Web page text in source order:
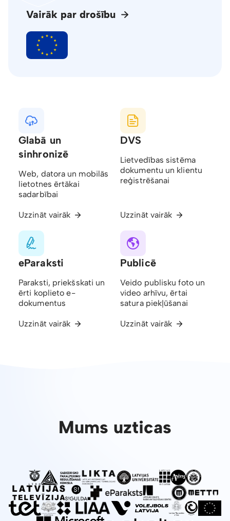
Vairāk par drošību
Glabā un
sinhronizē
Web, datora un mobilās
lietotnes ērtākai
sadarbībai
Uzzināt vairāk
DVS
Lietvedības sistēma
dokumentu un klientu
reģistrēšanai
Uzzināt vairāk
eParaksti
Paraksti, priekšskati un
ērti koplieto e-
dokumentus
Uzzināt vairāk
Publicē
Veido publisku foto un
video arhīvu, ērtai
satura piekļūšanai
Uzzināt vairāk
Mums uzticas